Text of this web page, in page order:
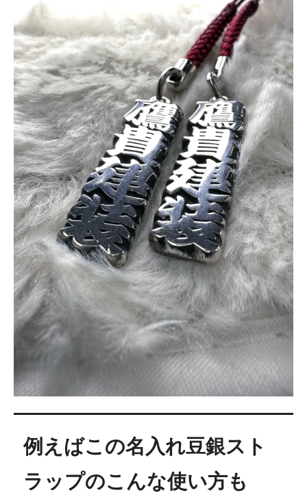
例えばこの名入れ豆銀スト
ラップのこんな使い方も